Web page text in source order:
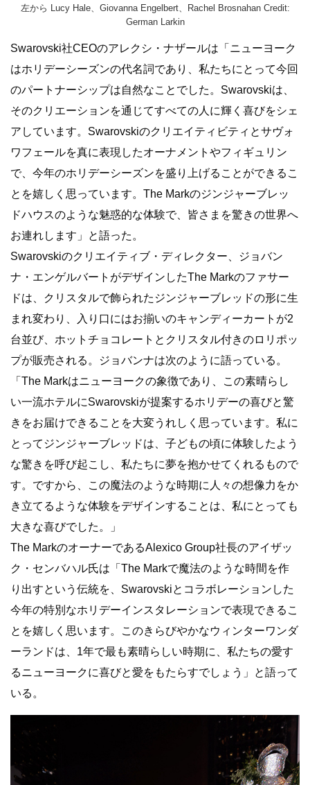
左から Lucy Hale、Giovanna Engelbert、Rachel Brosnahan Credit:
German Larkin
Swarovski社CEOのアレクシ・ナザールは「ニューヨーク
はホリデーシーズンの代名詞であり、私たちにとって今回
のパートナーシップは自然なことでした。Swarovskiは、
そのクリエーションを通じてすべての人に輝く喜びをシェ
アしています。Swarovskiのクリエイティビティとサヴォ
ワフェールを真に表現したオーナメントやフィギュリン
で、今年のホリデーシーズンを盛り上げることができるこ
とを嬉しく思っています。The Markのジンジャーブレッ
ドハウスのような魅惑的な体験で、皆さまを驚きの世界へ
お連れします」と語った。
Swarovskiのクリエイティブ・ディレクター、ジョバン
ナ・エンゲルバートがデザインしたThe Markのファサー
ドは、クリスタルで飾られたジンジャーブレッドの形に生
まれ変わり、入り口にはお揃いのキャンディーカートが2
台並び、ホットチョコレートとクリスタル付きのロリポッ
プが販売される。ジョバンナは次のように語っている。
「The Markはニューヨークの象徴であり、この素晴らし
い一流ホテルにSwarovskiが提案するホリデーの喜びと驚
きをお届けできることを大変うれしく思っています。私に
とってジンジャーブレッドは、子どもの頃に体験したよう
な驚きを呼び起こし、私たちに夢を抱かせてくれるもので
す。ですから、この魔法のような時期に人々の想像力をか
き立てるような体験をデザインすることは、私にとっても
大きな喜びでした。」
The MarkのオーナーであるAlexico Group社長のアイザッ
ク・センバハル氏は「The Markで魔法のような時間を作
り出すという伝統を、Swarovskiとコラボレーションした
今年の特別なホリデーインスタレーションで表現できるこ
とを嬉しく思います。このきらびやかなウィンターワンダ
ーランドは、1年で最も素晴らしい時期に、私たちの愛す
るニューヨークに喜びと愛をもたらすでしょう」と語って
いる。